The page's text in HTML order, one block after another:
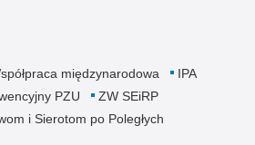
międzynarodowa
IPA
PZU
ZW SEiRP
i Sierotom po Poległych